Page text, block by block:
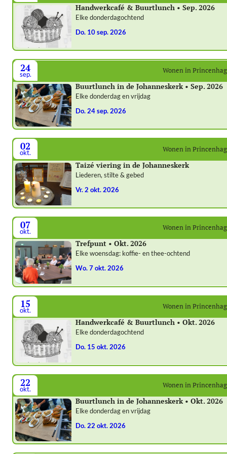
Handwerkcafé & Buurtlunch • Sep. 2026
Elke donderdagochtend
do. 10 sep. 2026
24
sep. Wonen in
Buurtlunch in de Johanneskerk • Sep. 2026
Elke donderdag en vrijdag
do. 24 sep. 2026
02
okt. Wonen in
Taizé viering in de Johanneskerk
Liederen, stilte & gebed
vr. 2 okt. 2026
07
okt. Wonen in
Trefpunt • Okt. 2026
Elke woensdag: koffie- en thee-ochtend
wo. 7 okt. 2026
15
okt. Wonen in
Handwerkcafé & Buurtlunch • Okt. 2026
Elke donderdagochtend
do. 15 okt. 2026
22
okt. Wonen in
Buurtlunch in de Johanneskerk • Okt. 2026
Elke donderdag en vrijdag
do. 22 okt. 2026